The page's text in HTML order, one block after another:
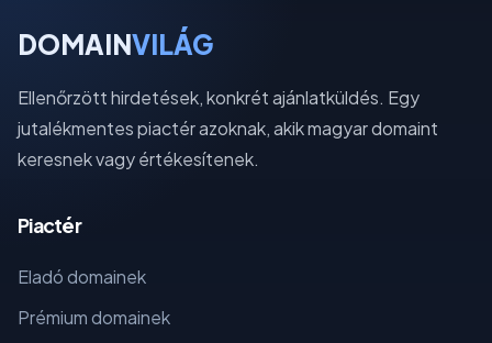
DOMAINVILÁG
Ellenőrzött hirdetések, konkrét ajánlatküldés. Egy
jutalékmentes piactér azoknak, akik magyar domaint
keresnek vagy értékesítenek.
Piactér
Eladó domainek
Prémium domainek